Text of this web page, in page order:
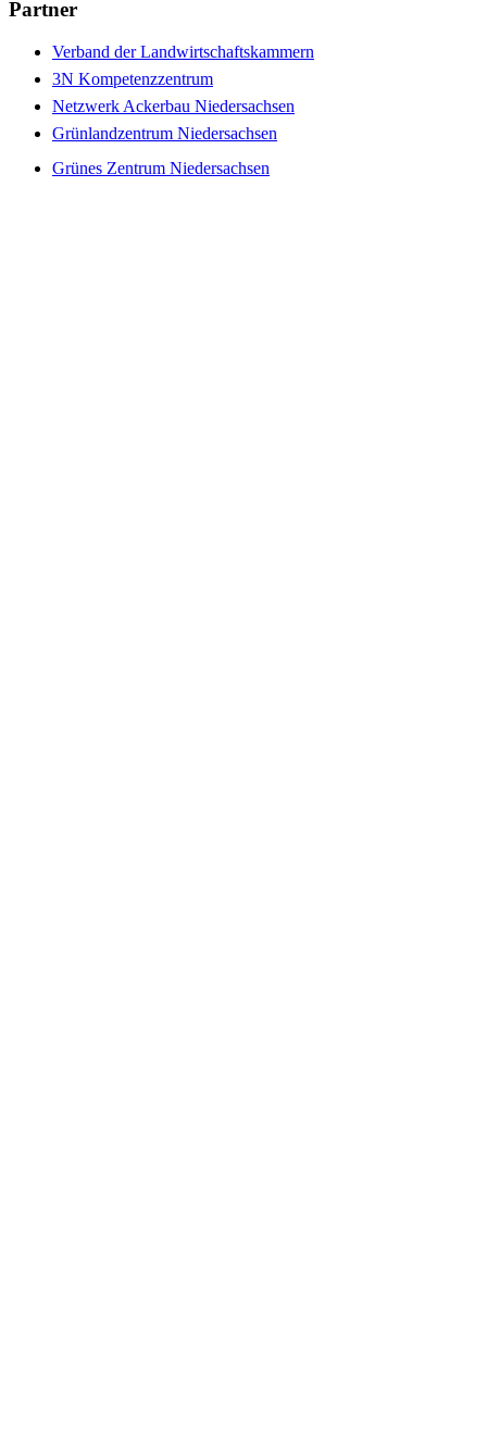
Partner
Verband der Landwirtschaftskammern
3N Kompetenzzentrum
Netzwerk Ackerbau Niedersachsen
Grünlandzentrum Niedersachsen
Grünes Zentrum Niedersachsen